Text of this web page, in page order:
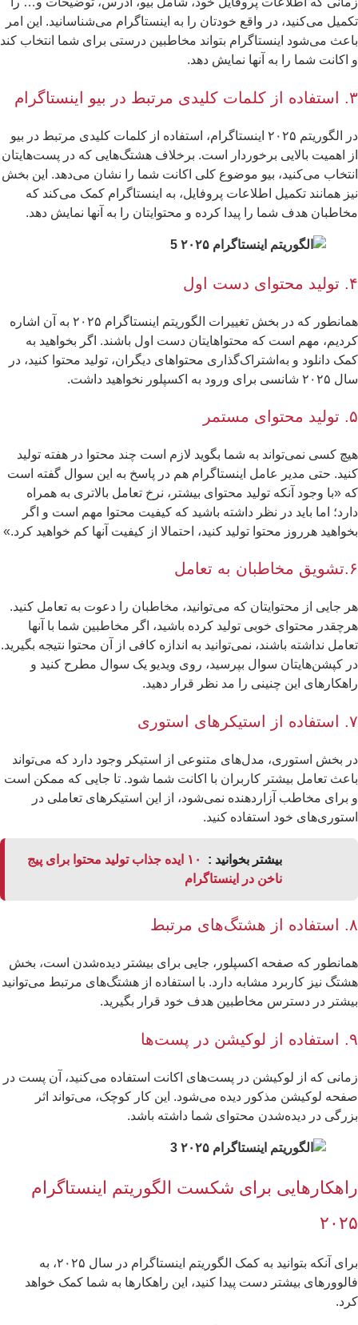
می‌کنید، در واقع خودتان را به اینستاگرام می‌شناسانید. این امر
می‌شود اینستاگرام بتواند مخاطبین درستی برای شما انتخاب کند
اکانت شما را به آنها نمایش دهد.
در الگوریتم ۲۰۲۵ اینستاگرام، استفاده از کلمات کلیدی مرتبط در بیو
اهمیت بالایی برخوردار است. برخلاف هشتگ‌هایی که در پست‌هایتان
می‌کنید، بیو موضوع کلی اکانت شما را نشان می‌دهد. این بخش
همانند تکمیل اطلاعات پروفایل، به اینستاگرام کمک می‌کند که
هدف شما را پیدا کرده و محتوایتان را به آنها نمایش دهد.
اول
همانطور که در بخش تغییرات الگوریتم اینستاگرام ۲۰۲۵ به آن اشاره
مهم است که محتواهایتان دست اول باشند. اگر بخواهید به
دانلود و به‌اشتراک‌گذاری محتواهای دیگران، تولید محتوا کنید، در
ورود به اکسپلور نخواهید داشت.
کسی نمی‌تواند به شما بگوید لازم است چند محتوا در هفته تولید
حتی مدیر عامل اینستاگرام هم در پاسخ به این سوال گفته است
«با وجود آنکه تولید محتوای بیشتر، نرخ تعامل بالاتری به همراه
اما باید در نظر داشته باشید که کیفیت محتوا مهم است و اگر
هرروز محتوا تولید کنید، احتمالا از کیفیت آنها کم خواهید کرد.»
جایی از محتوایتان که می‌توانید، مخاطبان را دعوت به تعامل کنید.
محتوای خوبی تولید کرده باشید، اگر مخاطبین شما با آنها
نداشته باشند، نمی‌توانید به اندازه کافی از آن محتوا نتیجه بگیرید.
کپشن‌هایتان سوال بپرسید، روی ویدیو یک سوال مطرح کنید و
این چنینی را مد نظر قرار دهید.
بخش استوری، مدل‌های متنوعی از استیکر وجود دارد که می‌تواند
تعامل بیشتر کاربران با اکانت شما شود. تا جایی که ممکن است
برای مخاطب آزاردهنده نمی‌شود، از این استیکرهای تعاملی در
خود استفاده کنید.
بیشتر بخوانید :
۱۰ ایده جذاب تولید محتوا برای پیج
ناخن در اینستاگرام
که صفحه اکسپلور، جایی برای بیشتر دیده‌شدن است، بخش
نیز کاربرد مشابه دارد. با استفاده از هشتگ‌های مرتبط می‌توانید
در دسترس مخاطبین هدف خود قرار بگیرید.
که از لوکیشن در پست‌های اکانت استفاده می‌کنید، آن پست در
لوکیشن مذکور دیده می‌شود. این کار کوچک، می‌تواند اثر
در دیده‌شدن محتوای شما داشته باشد.
برای شکست الگوریتم اینستاگرام
برای آنکه بتوانید به کمک الگوریتم اینستاگرام در سال ۲۰۲۵، به
بیشتر دست پیدا کنید، این راهکارها به شما کمک خواهد